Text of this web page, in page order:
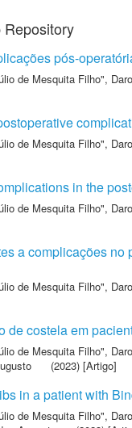
pós-
de Mesquita Filho",
de Mesquita Filho",
in the
de Mesquita Filho",
a complicações
de Mesquita Filho",
de costela em
de Mesquita Filho",
(2023) [Artigo]
in a patient with
de Mesquita Filho",